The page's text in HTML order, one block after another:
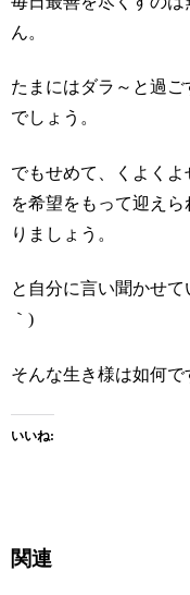
ん。
たまにはダラ～と過
でしょう。
でもせめて、くよくよ
を希望をもって迎え
りましょう。
と自分に言い聞かせて
｀)
そんな生き様は如何で
いいね:
関連